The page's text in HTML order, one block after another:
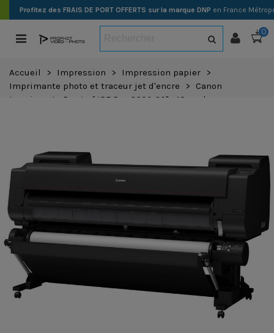
Profitez des FRAIS DE PORT OFFERTS sur la marque DNP en France
0
Accueil > Impression > Impression papier >
Imprimante photo et traceur jet d'encre
>
Canon
Imprimante Prograf IPF Pro-6600 60" - 12 couleurs